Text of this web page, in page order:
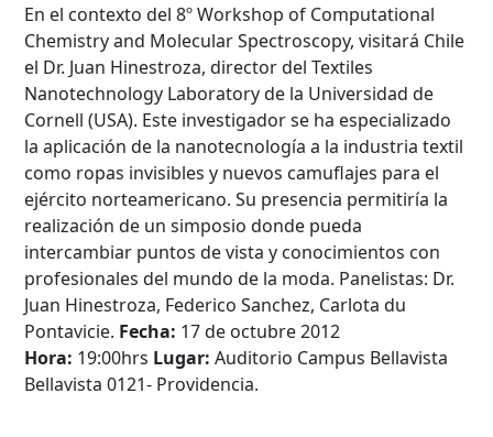
En el contexto del 8º Workshop of Computational
Chemistry and Molecular Spectroscopy, visitará Chile
el Dr. Juan Hinestroza, director del Textiles
Nanotechnology Laboratory de la Universidad de
Cornell (USA). Este investigador se ha especializado
la aplicación de la nanotecnología a la industria textil
como ropas invisibles y nuevos camuflajes para el
ejército norteamericano. Su presencia permitiría la
realización de un simposio donde pueda
intercambiar puntos de vista y conocimientos con
profesionales del mundo de la moda. Panelistas: Dr.
Juan Hinestroza, Federico Sanchez, Carlota du
Pontavicie. Fecha: 17 de octubre 2012
Hora: 19:00hrs Lugar: Auditorio Campus Bellavista
Bellavista 0121- Providencia.
Búsqueda Avanzada
Carrera